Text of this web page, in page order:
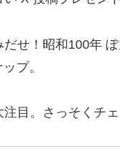
だせ！昭和100年
プ。
目。さっそくチ